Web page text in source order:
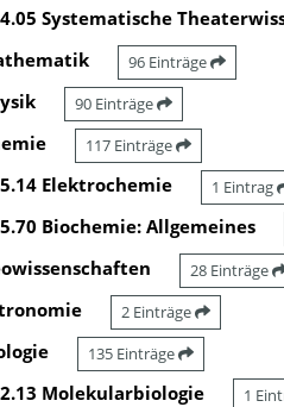
Systematische
96 Einträge
90 Einträge
117 Einträge
Elektrochemie 1 Eintrag
Biochemie: Allgemeines
28 Einträge
2 Einträge
135 Einträge
Molekularbiologie 1